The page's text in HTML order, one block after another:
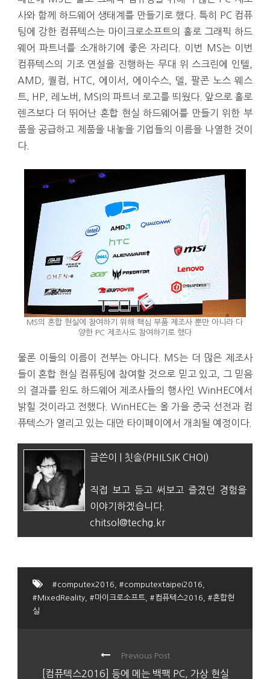
사와 함께 하드웨어 생태계를 만들기로 했다. 특히 PC 컴퓨
팅에 강한 컴퓨텍스는 마이크로소프트의 홀로 그래픽 하드
웨어 파트너를 소개하기에 좋은 자리다. 이번 MS는 이번
컴퓨텍스의 기조 연설을 진행하는 무대 위 스크린에 인텔,
AMD, 퀄컴, HTC, 에이서, 에이수스, 델, 팔콘 노스 웨스
트, HP, 레노버, MSI의 파트너 로고를 띄웠다. 앞으로 홀로
렌즈보다 더 뛰어난 혼합 현실 하드웨어를 만들기 위한 부
품을 공급하고 제품을 내놓을 기업들의 이름을 나열한 것이
다.
MS의 혼합 현실에 참여하기 위해 핵심 부품 제조사 뿐만 아니라 다
양한 PC 제조사도 참여하기로 했다
물론 이들의 이름이 전부는 아니다. MS는 더 많은 제조사
들이 혼합 현실 컴퓨팅에 참여할 것으로 믿고 있고, 그 믿음
의 결과를 윈도 하드웨어 제조사들의 행사인 WinHEC에서
밝힐 것이라고 전했다. WinHEC는 올 가을 중국 선전과 컴
퓨텍스가 열리고 있는 대만 타이페이에서 개최될 예정이다.
글쓴이 | 칫솔(PHILSIK CHOI)
직접 보고 듣고 써보고 즐겼던 경험을
이야기하겠습니다.
chitsol@techg.kr
#computex2016 #computextaipei2016
#MixedReality
#마이크로소프트 #컴퓨텍스2016
#혼합현
실
Previous Post
[컴퓨텍스2016] 등에 메는 백팩 PC, 가상 현실